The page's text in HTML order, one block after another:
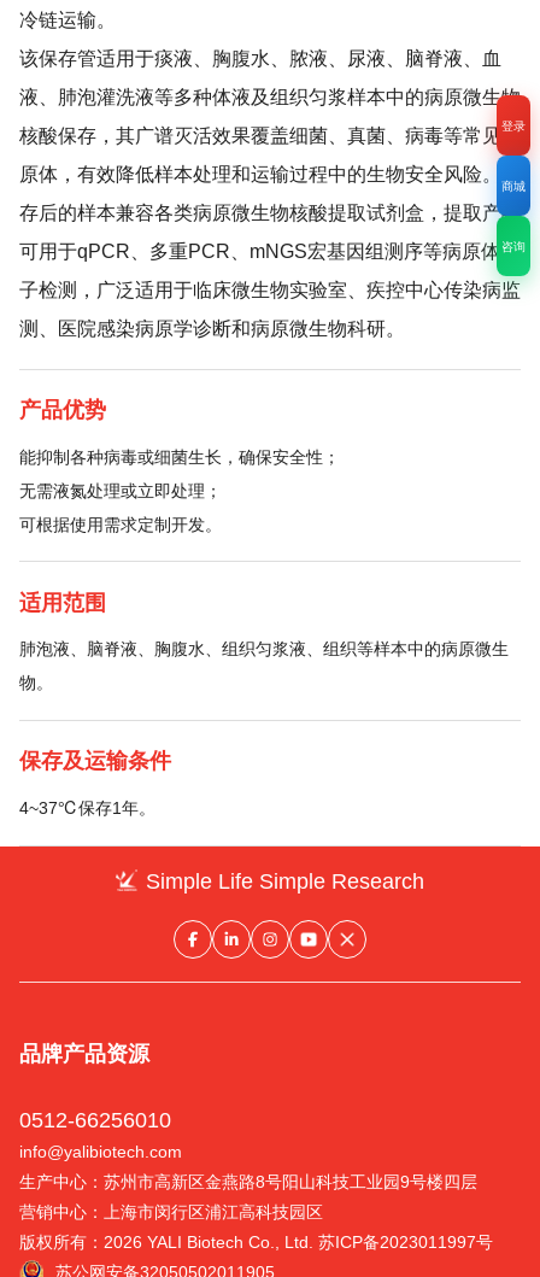
冷链运输。
该保存管适用于痰液、胸腹水、脓液、尿液、脑脊液、血
液、肺泡灌洗液等多种体液及组织匀浆样本中的病原微生物
核酸保存，其广谱灭活效果覆盖细菌、真菌、病毒等常见病
原体，有效降低样本处理和运输过程中的生物安全风险。保
存后的样本兼容各类病原微生物核酸提取试剂盒，提取产物
可用于qPCR、多重PCR、mNGS宏基因组测序等病原体分
子检测，广泛适用于临床微生物实验室、疾控中心传染病监
测、医院感染病原学诊断和病原微生物科研。
产品优势
能抑制各种病毒或细菌生长，确保安全性；
无需液氮处理或立即处理；
可根据使用需求定制开发。
适用范围
肺泡液、脑脊液、胸腹水、组织匀浆液、组织等样本中的病原微生
物。
保存及运输条件
4~37℃保存1年。
Simple Life Simple Research
品牌产品资源
0512-66256010
info@yalibiotech.com
生产中心：苏州市高新区金燕路8号阳山科技工业园9号楼四层
营销中心：上海市闵行区浦江高科技园区
版权所有：2026 YALI Biotech Co., Ltd. 苏ICP备2023011997号
苏公网安备32050502011905
登录
商城
咨询